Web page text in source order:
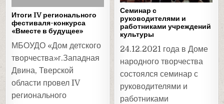
Итоги IV регионального
фестиваля-конкурса
«Вместе в будущее»
МБОУДО «Дом детского
творчества»г.Западная
Двина, Тверской
области провел IV
регионального
Семинар с
руководителями и
работниками учреждений
культуры
24.12.2021 года в Доме
народного творчества
состоялся семинар с
руководителями и
работниками